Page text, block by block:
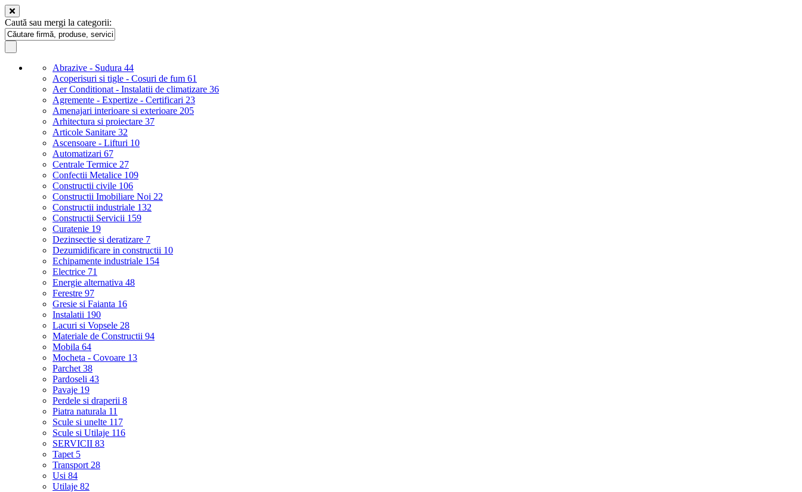
Caută sau mergi la categorii:
Abrazive - Sudura 44
Acoperisuri si tigle - Cosuri de fum 61
Aer Conditionat - Instalatii de climatizare 36
Agremente - Expertize - Certificari 23
Amenajari interioare si exterioare 205
Arhitectura si proiectare 37
Articole Sanitare 32
Ascensoare - Lifturi 10
Automatizari 67
Centrale Termice 27
Confectii Metalice 109
Constructii civile 106
Constructii Imobiliare Noi 22
Constructii industriale 132
Constructii Servicii 159
Curatenie 19
Dezinsectie si deratizare 7
Dezumidificare in constructii 10
Echipamente industriale 154
Electrice 71
Energie alternativa 48
Ferestre 97
Gresie si Faianta 16
Instalatii 190
Lacuri si Vopsele 28
Materiale de Constructii 94
Mobila 64
Mocheta - Covoare 13
Parchet 38
Pardoseli 43
Pavaje 19
Perdele si draperii 8
Piatra naturala 11
Scule si unelte 117
Scule si Utilaje 116
SERVICII 83
Tapet 5
Transport 28
Usi 84
Utilaje 82